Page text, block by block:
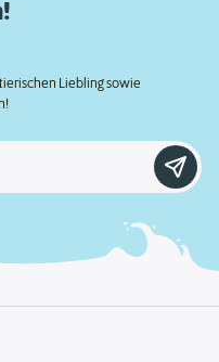
Liebling sowie